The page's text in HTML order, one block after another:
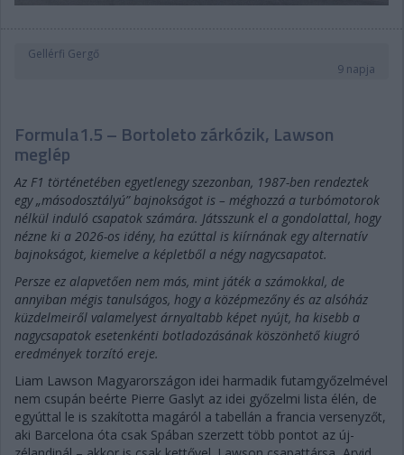
Gellérfi Gergő
9 napja
Formula1.5 – Bortoleto zárkózik, Lawson
meglép
Az F1 történetében egyetlenegy szezonban, 1987-ben rendeztek
egy „másodosztályú” bajnokságot is – méghozzá a turbómotorok
nélkül induló csapatok számára. Játsszunk el a gondolattal, hogy
nézne ki a 2026-os idény, ha ezúttal is kiírnának egy alternatív
bajnokságot, kiemelve a képletből a négy nagycsapatot.
Persze ez alapvetően nem más, mint játék a számokkal, de
annyiban mégis tanulságos, hogy a középmezőny és az alsóház
küzdelmeiről valamelyest árnyaltabb képet nyújt, ha kisebb a
nagycsapatok esetenkénti botladozásának köszönhető kiugró
eredmények torzító ereje.
Liam Lawson Magyarországon idei harmadik futamgyőzelmével
nem csupán beérte Pierre Gaslyt az idei győzelmi lista élén, de
egyúttal le is szakította magáról a tabellán a francia versenyzőt,
aki Barcelona óta csak Spában szerzett több pontot az új-